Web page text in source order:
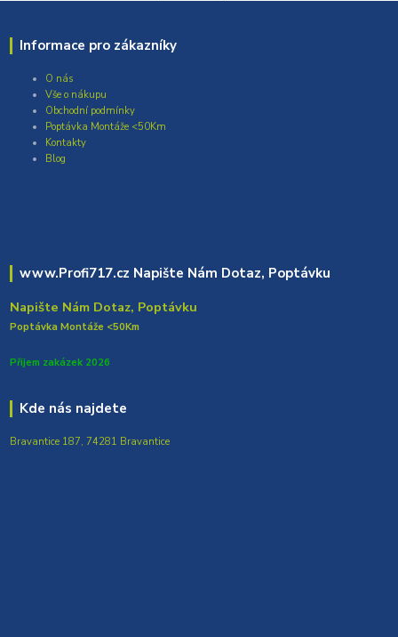
Informace pro zákazníky
O nás
Vše o nákupu
Obchodní podmínky
Poptávka Montáže <50Km
Kontakty
Blog
www.Profi717.cz Napište Nám Dotaz, Poptávku
Napište Nám Dotaz, Poptávku
Poptávka Montáže <50Km
Přijem zakázek 2026
Kde nás najdete
Bravantice 187, 74281 Bravantice